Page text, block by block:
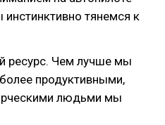
тянемся к
ресурс. Чем лучше мы
продуктивными,
людьми мы